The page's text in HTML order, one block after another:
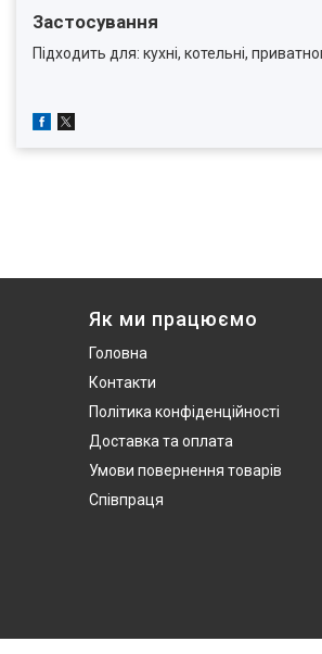
Застосування
Підходить для: кухні, котельні,
Як ми працюємо
Головна
Контакти
Політика конфіденційності
Доставка та оплата
Умови повернення товарів
Співпраця